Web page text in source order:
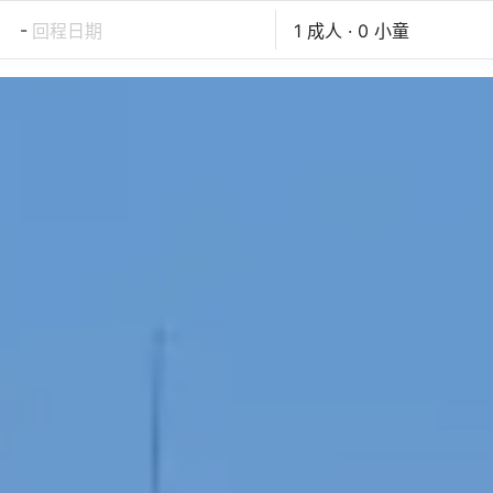
- 回程日期 1 成人 · 0 小童